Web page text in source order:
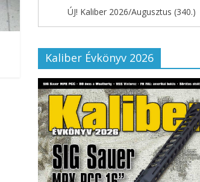
ÚJ! Kaliber 2026/Augusztus (340.)
Kaliber Évkönyv 2026